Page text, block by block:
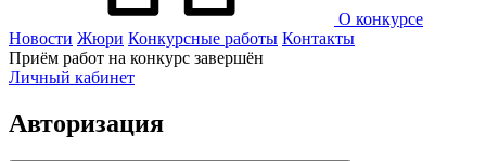
О конкурсе
Новости Жюри Конкурсные работы Контакты
Приём работ на конкурс завершён
Личный кабинет
Авторизация